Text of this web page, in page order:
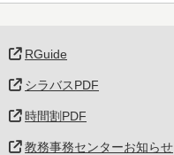
RGuide
シラバスPDF
時間割PDF
教務事務センターお知らせ